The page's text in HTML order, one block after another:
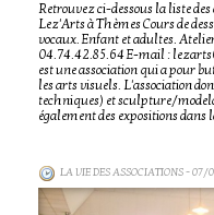
Retrouvez ci-dessous la liste
Lez'Arts à Thèmes Cours de
vocaux. Enfant et adultes.
04.74.42.85.64 E-mail :
est une association qui a pour
les arts visuels. L'association
techniques) et sculpture/
également des expositions dans
LA VIE DES ASSOCIATIONS- 07/